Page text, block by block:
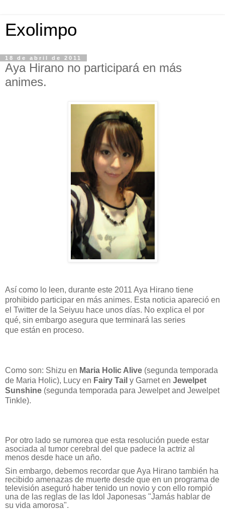
Exolimpo
18 de abril de 2011
Aya Hirano no participará en más
animes.
Así como lo leen, durante este 2011 Aya Hirano tiene
prohibido participar en más animes. Esta noticia apareció en
el Twitter de la Seiyuu hace unos días. No explica el por
qué, sin embargo asegura que terminará las series
que están en proceso.
Como son: Shizu en Maria Holic Alive (segunda temporada
de Maria Holic), Lucy en Fairy Tail y Garnet en Jewelpet
Sunshine (segunda temporada para Jewelpet and Jewelpet
Tinkle).
Por otro lado se rumorea que esta resolución puede estar
asociada al tumor cerebral del que padece la actriz al
menos desde hace un año.
Sin embargo, debemos recordar que Aya Hirano también ha
recibido amenazas de muerte desde que en un programa de
televisión aseguró haber tenido un novio y con ello rompió
una de las reglas de las Idol Japonesas "Jamás hablar de
su vida amorosa".